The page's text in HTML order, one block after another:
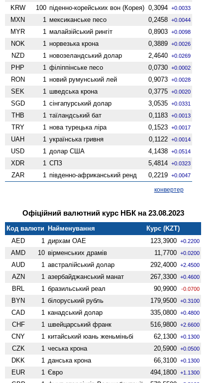
KRW 100 піденно-корейських вон (Корея) 0,3094 +0.0033
MXN 1 мексиканське песо 0,2458 +0.0044
MYR 1 малайзійський рингіт 0,8903 +0.0098
NOK 1 норвезька крона 0,3889 +0.0026
NZD 1 ново­зеландський долар 2,4640 +0.0269
PHP 1 філіппінське песо 0,0730 +0.0002
RON 1 новий румунський лей 0,9073 +0.0028
SEK 1 шведська крона 0,3775 +0.0020
SGD 1 сінгапурський долар 3,0535 +0.0331
THB 1 таїландський бат 0,1183 +0.0013
TRY 1 нова турецька ліра 0,1523 +0.0017
UAH 1 українська гривня 0,1122 +0.0014
USD 1 долар США 4,1438 +0.0514
XDR 1 СПЗ 5,4814 +0.0323
ZAR 1 південно-африканський ренд 0,2219 +0.0047
конвертер
Офіційний валютний курс НБК на 23.08.2023
Код валюти Найменування
Курс (KZT)
AED
1 дирхам ОАЕ 123,3900 +0.2200
AMD 10 вiрменських драмів 11,7700 +0.0200
AUD 1 австралійський долар 292,4000 +2.4500
AZN 1 азербайджанський манат 267,3300 +0.4600
BRL 1 бразильський реал 90,9900 -0.0700
BYN 1 білоруський рубль 179,9500 +0.3100
CAD 1 канадський долар 335,0800 +0.4800
CHF 1 швейцарський франк 516,9800 +2.6600
CNY 1 китайський юань женьмiньбi 62,1300 +0.1300
CZK 1 чеська крона 20,5900 +0.0500
DKK 1 данська крона 66,3100 +0.1300
EUR 1 Євро 494,1800 +1.1300